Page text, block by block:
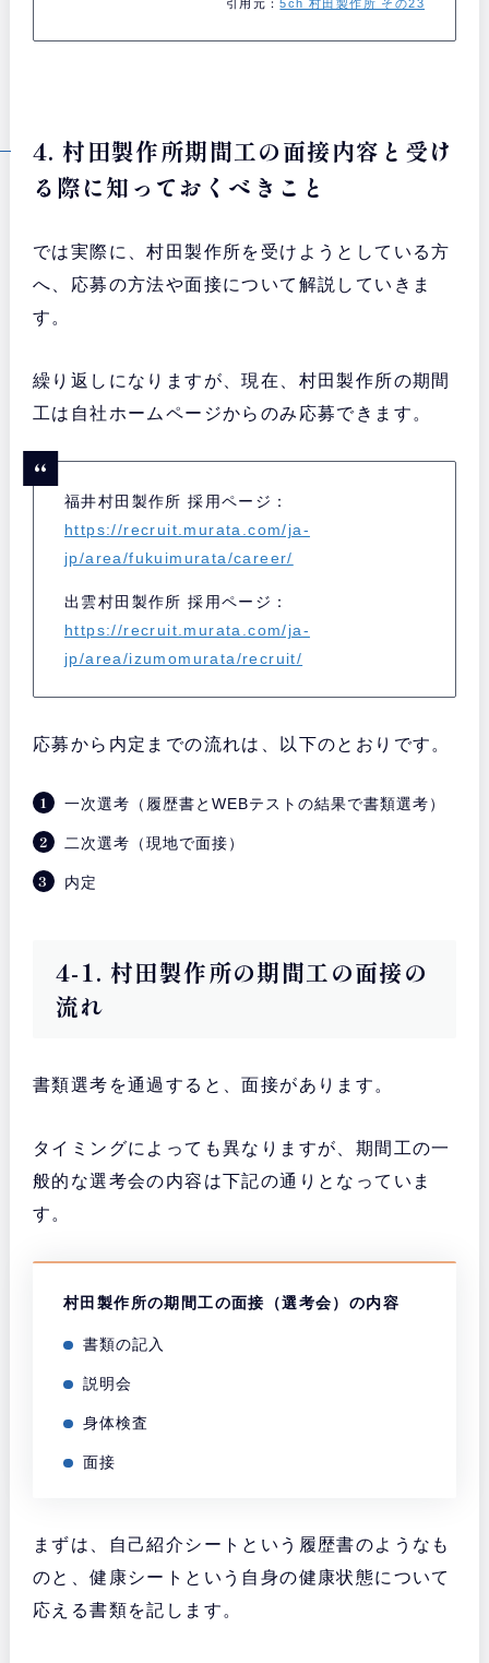
引用元：5ch 村田製作所 その23
4. 村田製作所期間工の面接内容と受け
る際に知っておくべきこと
では実際に、村田製作所を受けようとしている方
へ、応募の方法や面接について解説していきま
す。
繰り返しになりますが、現在、村田製作所の期間
工は自社ホームページからのみ応募できます。
福井村田製作所 採用ページ：
https://recruit.murata.com/ja-
jp/area/fukuimurata/career/
出雲村田製作所 採用ページ：
https://recruit.murata.com/ja-
jp/area/izumomurata/recruit/
応募から内定までの流れは、以下のとおりです。
一次選考（履歴書とWEBテストの結果で書類選考）
二次選考（現地で面接）
内定
4-1. 村田製作所の期間工の面接の
流れ
書類選考を通過すると、面接があります。
タイミングによっても異なりますが、期間工の一
般的な選考会の内容は下記の通りとなっていま
す。
村田製作所の期間工の面接（選考会）の内容
書類の記入
説明会
身体検査
面接
まずは、自己紹介シートという履歴書のようなも
のと、健康シートという自身の健康状態について
応える書類を記します。